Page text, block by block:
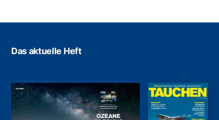
Das aktuelle Heft